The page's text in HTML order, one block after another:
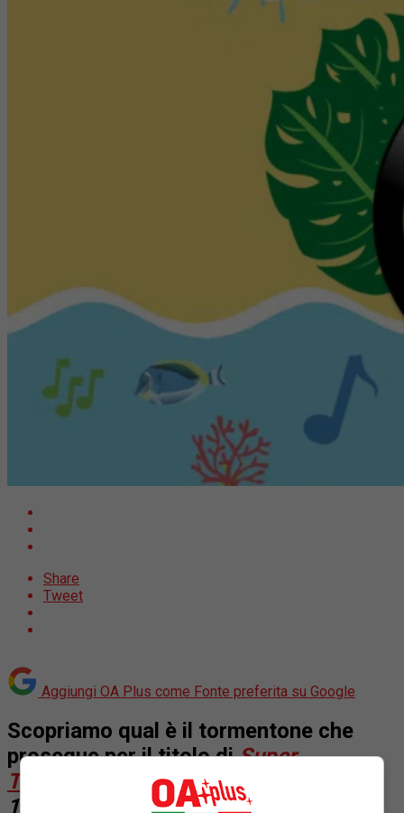
Share
Tweet
Aggiungi OA Plus come Fonte preferita su Google
Scopriamo qual è il tormentone che
prosegue per il titolo diSuper
Tormentone
– OA PLUS Summer Hits
1980/2019